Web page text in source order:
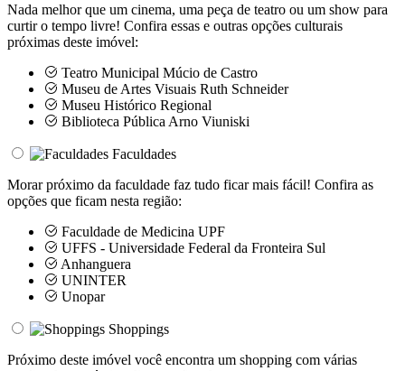
Nada melhor que um cinema, uma peça de teatro ou um show para
curtir o tempo livre! Confira essas e outras opções culturais
próximas deste imóvel:
Teatro Municipal Múcio de Castro
Museu de Artes Visuais Ruth Schneider
Museu Histórico Regional
Biblioteca Pública Arno Viuniski
Faculdades
Morar próximo da faculdade faz tudo ficar mais fácil! Confira as
opções que ficam nesta região:
Faculdade de Medicina UPF
UFFS - Universidade Federal da Fronteira Sul
Anhanguera
UNINTER
Unopar
Shoppings
Próximo deste imóvel você encontra um shopping com várias